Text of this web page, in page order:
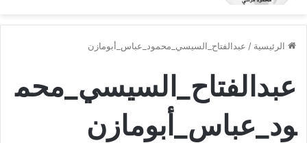
الرئيسية / عبدالفتاح_السيسي_محمود_عباس_أبومازن
عبدالفتاح_السيسي_محم
ود_عباس_أبومازن